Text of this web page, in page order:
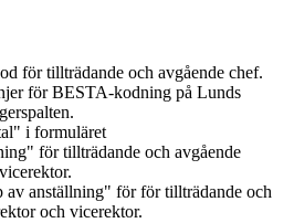
för tillträdande och avgående chef.
för BESTA-kodning på Lunds
i formuläret
för tillträdande och avgående
av anställning" för för tillträdande och
och vicerektor.